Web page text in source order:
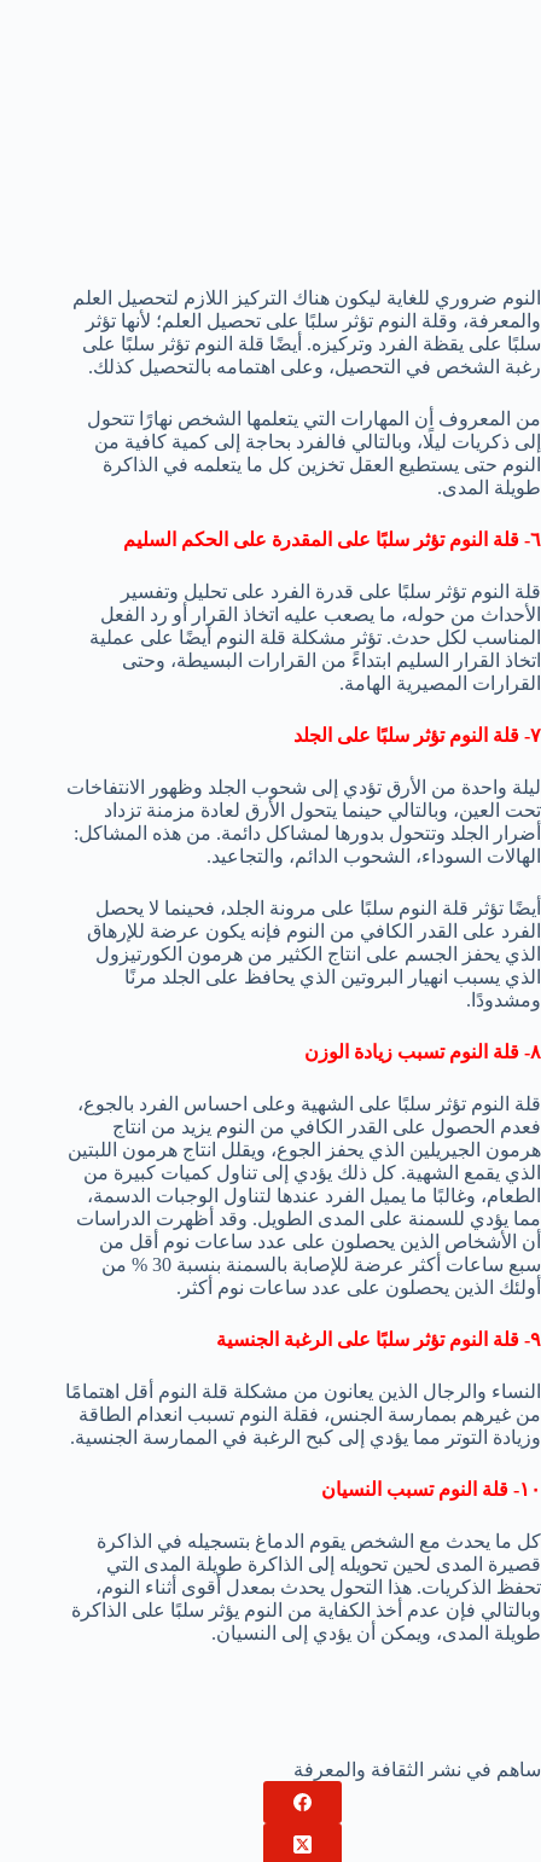
النوم ضروري للغاية ليكون هناك التركيز اللازم لتحصيل العلم
والمعرفة، وقلة النوم تؤثر سلبًا على تحصيل العلم؛ لأنها تؤثر
سلبًا على يقظة الفرد وتركيزه. أيضًا قلة النوم تؤثر سلبًا على
رغبة الشخص في التحصيل، وعلى اهتمامه بالتحصيل كذلك.
من المعروف أن المهارات التي يتعلمها الشخص نهارًا تتحول
إلى ذكريات ليلًا، وبالتالي فالفرد بحاجة إلى كمية كافية من
النوم حتى يستطيع العقل تخزين كل ما يتعلمه في الذاكرة
طويلة المدى.
٦- قلة النوم تؤثر سلبًا على المقدرة على الحكم السليم
قلة النوم تؤثر سلبًا على قدرة الفرد على تحليل وتفسير
الأحداث من حوله، ما يصعب عليه اتخاذ القرار أو رد الفعل
المناسب لكل حدث. تؤثر مشكلة قلة النوم أيضًا على عملية
اتخاذ القرار السليم ابتداءً من القرارات البسيطة، وحتى
القرارات المصيرية الهامة.
٧- قلة النوم تؤثر سلبًا على الجلد
ليلة واحدة من الأرق تؤدي إلى شحوب الجلد وظهور الانتفاخات
تحت العين، وبالتالي حينما يتحول الأرق لعادة مزمنة تزداد
أضرار الجلد وتتحول بدورها لمشاكل دائمة. من هذه المشاكل:
الهالات السوداء، الشحوب الدائم، والتجاعيد.
أيضًا تؤثر قلة النوم سلبًا على مرونة الجلد، فحينما لا يحصل
الفرد على القدر الكافي من النوم فإنه يكون عرضة للإرهاق
الذي يحفز الجسم على انتاج الكثير من هرمون الكورتيزول
الذي يسبب انهيار البروتين الذي يحافظ على الجلد مرنًا
ومشدودًا.
٨- قلة النوم تسبب زيادة الوزن
قلة النوم تؤثر سلبًا على الشهية وعلى احساس الفرد بالجوع،
فعدم الحصول على القدر الكافي من النوم يزيد من انتاج
هرمون الجيريلين الذي يحفز الجوع، ويقلل انتاج هرمون اللبتين
الذي يقمع الشهية. كل ذلك يؤدي إلى تناول كميات كبيرة من
الطعام، وغالبًا ما يميل الفرد عندها لتناول الوجبات الدسمة،
مما يؤدي للسمنة على المدى الطويل. وقد أظهرت الدراسات
أن الأشخاص الذين يحصلون على عدد ساعات نوم أقل من
سبع ساعات أكثر عرضة للإصابة بالسمنة بنسبة 30 % من
أولئك الذين يحصلون على عدد ساعات نوم أكثر.
٩- قلة النوم تؤثر سلبًا على الرغبة الجنسية
النساء والرجال الذين يعانون من مشكلة قلة النوم أقل اهتمامًا
من غيرهم بممارسة الجنس، فقلة النوم تسبب انعدام الطاقة
وزيادة التوتر مما يؤدي إلى كبح الرغبة في الممارسة الجنسية.
١٠- قلة النوم تسبب النسيان
كل ما يحدث مع الشخص يقوم الدماغ بتسجيله في الذاكرة
قصيرة المدى لحين تحويله إلى الذاكرة طويلة المدى التي
تحفظ الذكريات. هذا التحول يحدث بمعدل أقوى أثناء النوم،
وبالتالي فإن عدم أخذ الكفاية من النوم يؤثر سلبًا على الذاكرة
طويلة المدى، ويمكن أن يؤدي إلى النسيان.
ساهم في نشر الثقافة والمعرفة